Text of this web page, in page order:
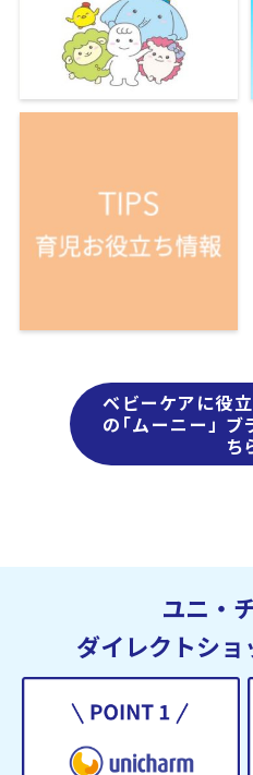
ベビーケアに役
の「ムーニー」
ち
ユニ・
ダイレクトシ